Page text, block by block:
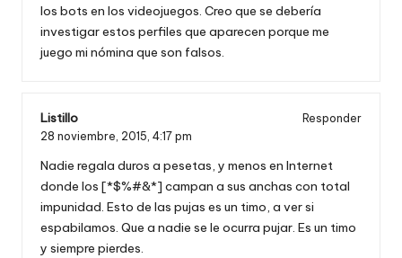
los bots en los videojuegos. Creo que se debería
investigar estos perfiles que aparecen porque me
juego mi nómina que son falsos.
Listillo
Responder
28 noviembre, 2015, 4:17 pm
Nadie regala duros a pesetas, y menos en Internet
donde los [*$%#&*] campan a sus anchas con total
impunidad. Esto de las pujas es un timo, a ver si
espabilamos. Que a nadie se le ocurra pujar. Es un timo
y siempre pierdes.